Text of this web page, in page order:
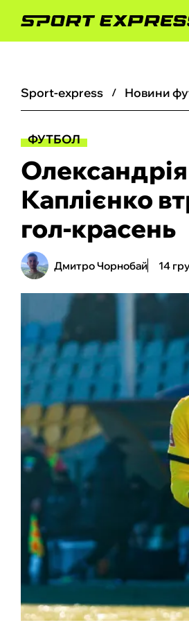
sport-express новини
ФУТБОЛ
Каплієнко
гол-красень
Дмитро Чорнобай 14